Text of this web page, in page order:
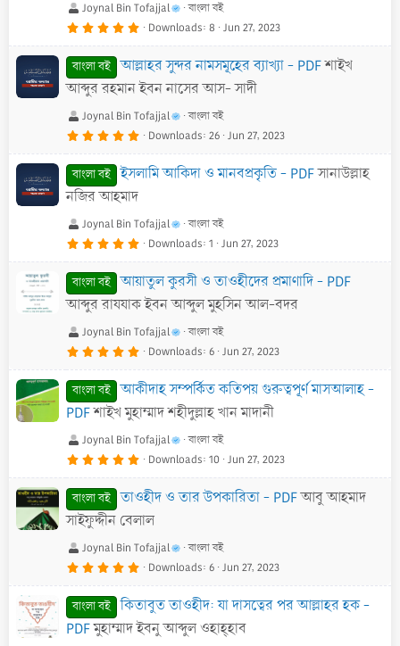
Joynal Bin Tofajjal বাংলা বই
5
0
s
t
a
r
s
)
Downloads 8 Jun 27, 2023
বাংলা বই আল্লাহর সুন্দর নামসমূহের ব্যাখ্যা - PDFশাইখ
আব্দুর রহমান ইবন নাসের আস- সাদী
Joynal Bin Tofajjal বাংলা বই
5
0
s
t
s
)
Downloads 26 Jun 27, 2023
বাংলা বই ইসলামি আকিদা ও মানবপ্রকৃতি - PDFসানাউল্লাহ
নজির আহমাদ
Joynal Bin Tofajjal বাংলা বই
5
0
s
t
a
r
s
)
Downloads 1 Jun 27, 2023
বাংলা বই
আয়াতুল কুরসী ও তাওহীদের প্রমাণাদি - PDF
আব্দুর রাযযাক ইবন আব্দুল মুহসিন আল-বদর
Joynal Bin Tofajjal বাংলা বই
5
0
0
s
t
a
r
s
)
Downloads 6 Jun 27, 2023
বাংলা বই
আকীদাহ সম্পর্কিত কতিপয় গুরুত্বপূর্ণ মাসআলাহ -
PDFশাইখ মুহাম্মাদ শহীদুল্লাহ খান মাদানী
Joynal Bin Tofajjal বাংলা বই
5
0
0
s
a
r
s
)
Downloads 10 Jun 27, 2023
বাংলা বই তাওহীদ ও তার উপকারিতা - PDFআবু আহমাদ
সাইফুদ্দীন বেলাল
Joynal Bin Tofajjal বাংলা বই
5
0
s
a
r
Downloads 6 Jun 27, 2023
বাংলা বই
কিতাবুত তাওহীদ: যা দাসত্বের পর আল্লাহর হক -
PDFমুহাম্মাদ ইবনু আব্দুল ওহাহ্হাব